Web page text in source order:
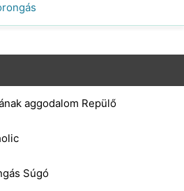
aggodalom Repülő
Súgó